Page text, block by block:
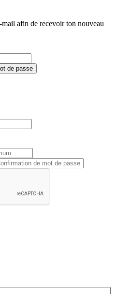
mail afin de recevoir ton nouveau
de passe